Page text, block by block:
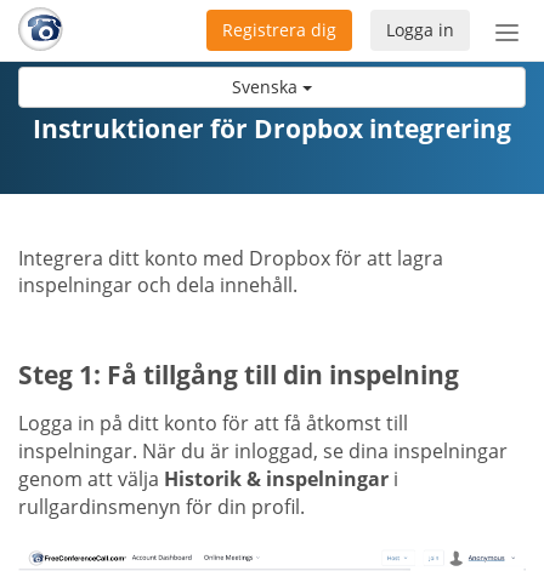
Svenska
Logga in
Registrera dig
Instruktioner för Dropbox integrering
Integrera ditt konto med Dropbox för att lagra
inspelningar och dela innehåll.
Steg 1: Få tillgång till din inspelning
Logga in på ditt konto för att få åtkomst till
inspelningar. När du är inloggad, se dina inspelningar
genom att välja Historik & inspelningar i
rullgardinsmenyn för din profil.